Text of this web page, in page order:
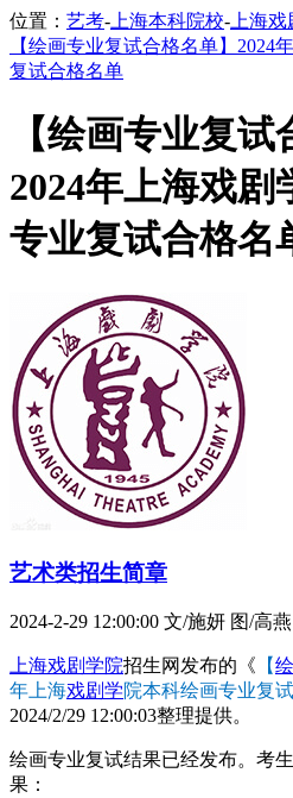
位置： 艺考- 上海本科院校- 上海
【绘画专业复试合格名单】2024
复试合格名单
【绘画专业复试
2024年上海戏剧
专业复试合格名
艺术类招生简章
2024-2-29 12:00:00 文/施妍 图/高燕
上海戏剧学院招生网发布的《 【
年上海戏剧学院本科绘画专业复
2024/2/29 12:00:03整理提供。
绘画专业复试结果已经发布。考
果：